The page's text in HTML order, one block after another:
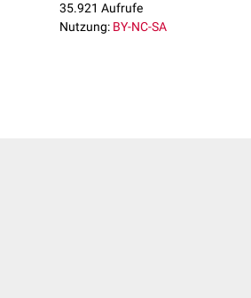
35.921 Aufrufe
Nutzung: BY-NC-SA